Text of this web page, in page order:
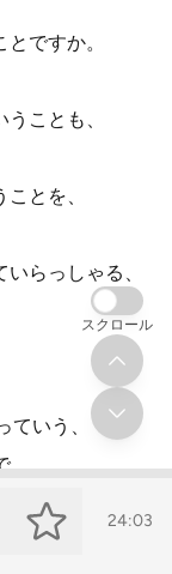
ですか。
ことも、
とを、
らっしゃる、
いう、
、
すし、
24:03
スクロール